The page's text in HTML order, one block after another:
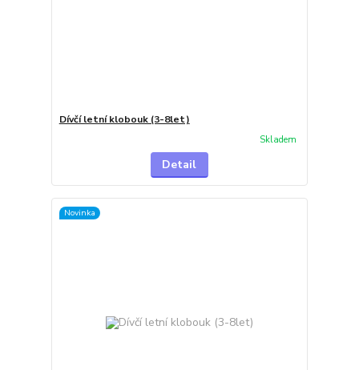
Dívčí letní klobouk (3-8let)
Skladem
Detail
Novinka